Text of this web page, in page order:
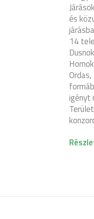
és
14
igényt